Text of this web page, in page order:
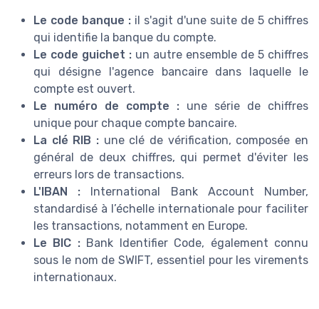
Le code banque : il s'agit d'une suite de 5 chiffres
qui identifie la banque du compte.
Le code guichet : un autre ensemble de 5 chiffres
qui désigne l'agence bancaire dans laquelle le
compte est ouvert.
Le numéro de compte : une série de chiffres
unique pour chaque compte bancaire.
La clé RIB : une clé de vérification, composée en
général de deux chiffres, qui permet d'éviter les
erreurs lors de transactions.
L'IBAN : International Bank Account Number,
standardisé à l’échelle internationale pour faciliter
les transactions, notamment en Europe.
Le BIC :Bank Identifier Code, également connu
sous le nom de SWIFT, essentiel pour les virements
internationaux.